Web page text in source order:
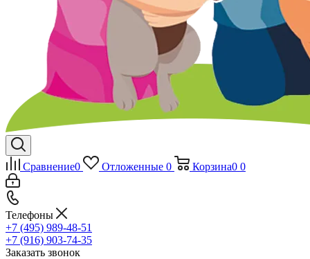
Сравнение0 Отложенные 0 Корзина0 0
Телефоны
+7 (495) 989-48-51
+7 (916) 903-74-35
Заказать звонок